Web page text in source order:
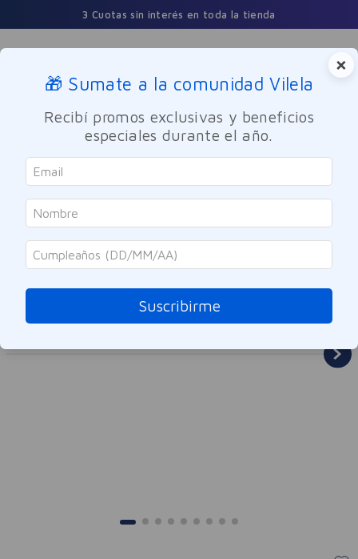
3 Cuotas sin interés en toda la tienda
Buscar
Maquillaje Labios
×
🎁 Sumate a la comunidad Vilela
Recibí promos exclusivas y beneficios
especiales durante el año.
Suscribirme